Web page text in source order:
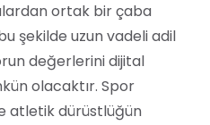
ortak bir çaba
şekilde uzun vadeli adil
değerlerini dijital
olacaktır. Spor
atletik dürüstlüğün